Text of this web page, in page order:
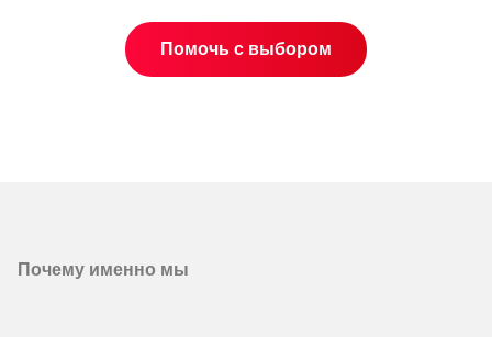
Помочь с выбором
Почему именно мы